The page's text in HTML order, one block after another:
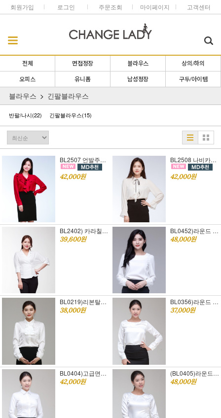
회원가입 로그인 주문조회 마이페이지 고객센터
전체 면접정장 블라우스 상의/하의
오피스 유니폼 남성정장 구두/아이템
블라우스 긴팔블라우스
반팔/나시(22) 긴팔블라우스(15)
BL2507 언발주름 긴팔 블라우스[FREE SIZE][정장블라우스][여자면접복장]
42,000원
BL2508 나비카라 긴팔 블라우스[FREE SIZE][정장블라우스][여자면접복장]
42,000원
BL2402) 카라칠부소매블라우스(55size~77size)
39,600원
BL0452)라운드 스판짱블라우스(44~100)
48,000원
BL0219)리본탈부착 블라우스 (55~66)
38,000원
BL0356)라운드 쉬폰블라우스(44~100)국내 최저가~
37,000원
BL0404)고급면기본카라 (44~100)
42,000원
(BL0405)라운드 스판공단 블라우스
48,000원